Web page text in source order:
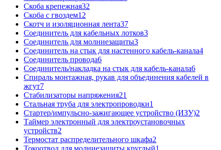
Скоба крепежная32
Скоба с гвоздем12
Скотч и изоляционная лента37
Соединитель для кабельных лотков3
Соединитель для молниезащиты3
Соединитель на стык для настенного кабель-канала4
Соединитель провода6
Соединитель/накладка на стык для кабель-канала6
Спираль монтажная, рукав для объединения кабелей в
жгут7
Стабилизаторы напряжения21
Стальная труба для электропроводки1
Стартер/импульсно-зажигающее устройство (ИЗУ)2
Таймер электронный для электроустановочных
устройств2
Термостат распределительного шкафа2
Токоотвод для молниезащиты круглый1